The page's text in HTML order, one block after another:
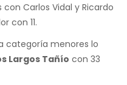
Carlos Vidal y Ricardo
con 11.
categoría menores lo
Largos Tañío con 33